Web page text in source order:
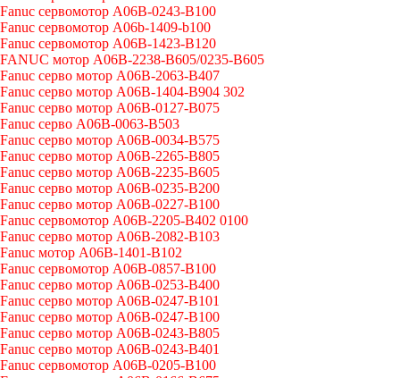
Fanuc сервомотор A06B-0243-B100
Fanuc сервомотор A06b-1409-b100
Fanuc сервомотор A06B-1423-B120
FANUC мотор A06B-2238-B605/0235-B605
Fanuc серво мотор A06B-2063-B407
Fanuc серво мотор A06B-1404-B904 302
Fanuc серво мотор A06B-0127-B075
Fanuc серво A06B-0063-B503
Fanuc серво мотор A06B-0034-B575
Fanuc серво мотор A06B-2265-B805
Fanuc серво мотор A06B-2235-B605
Fanuc серво мотор A06B-0235-B200
Fanuc серво мотор A06B-0227-B100
Fanuc сервомотор A06B-2205-B402 0100
Fanuc серво мотор A06B-2082-B103
Fanuc мотор A06B-1401-B102
Fanuc сервомотор A06B-0857-B100
Fanuc серво мотор A06B-0253-B400
Fanuc серво мотор A06B-0247-B101
Fanuc серво мотор A06B-0247-B100
Fanuc серво мотор A06B-0243-B805
Fanuc серво мотор A06B-0243-B401
Fanuc сервомотор A06B-0205-B100